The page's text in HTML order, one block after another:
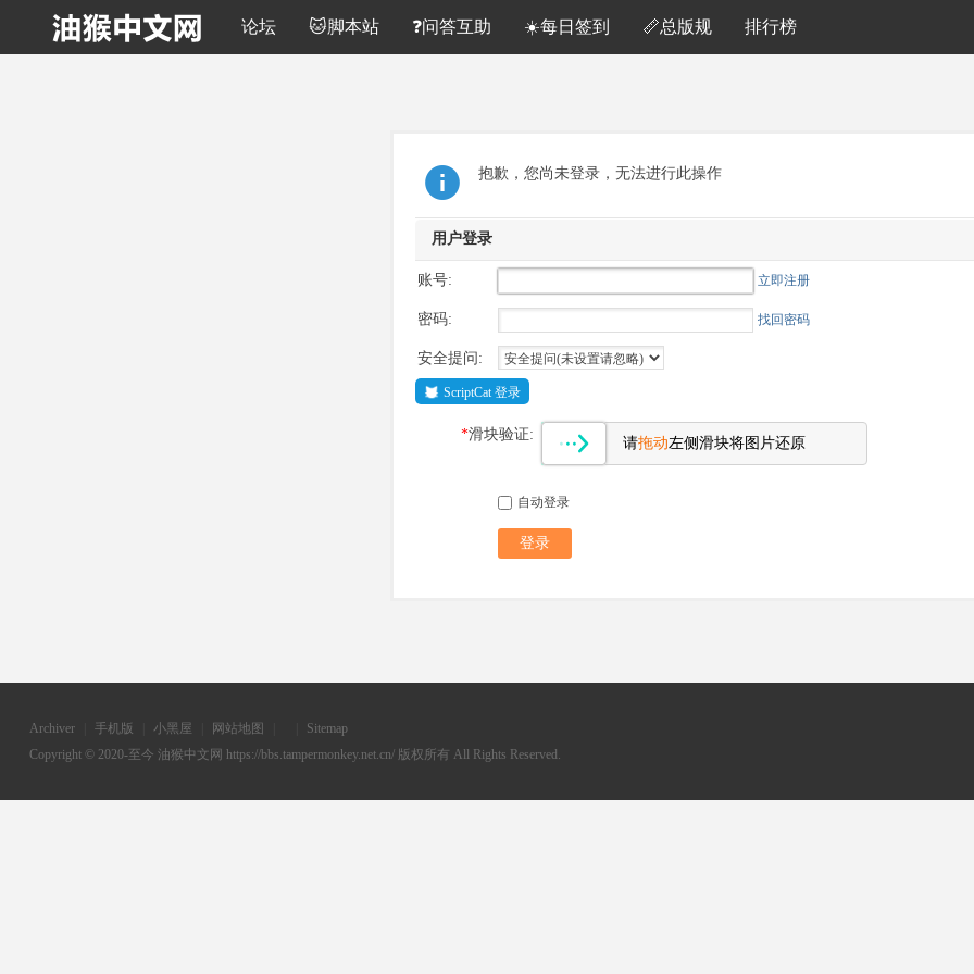
论坛 🐱脚本站 ❓问答互助 ☀️每日签到 📏总版规 排行榜
抱歉，您尚未登录，无法进行此操作
用户登录
账号: 立即注册
密码: 找回密码
安全提问:
ScriptCat 登录
*滑块验证:
请拖动左侧滑块将图片还原
自动登录
登录
Archiver 手机版 小黑屋 网站地图
Sitemap
Copyright © 2020-至今 油猴中文网 https://bbs.tampermonkey.net.cn/ 版权所有 All Rights Reserved.